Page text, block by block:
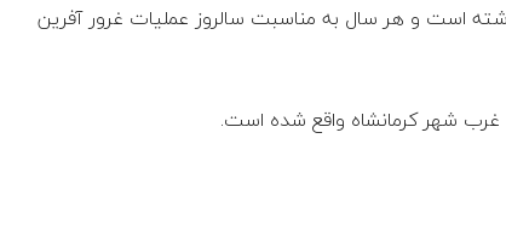
موفق را پشت سر گذاشته است و هر سال به مناسبت سالروز عملیات غرور آفرین